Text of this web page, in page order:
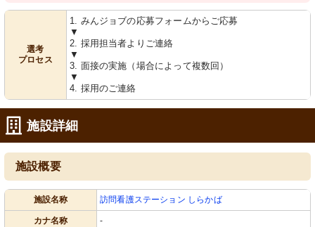
選考
プロセス
1. みんジョブの応募フォームからご応募
▼
2. 採用担当者よりご連絡
▼
3. 面接の実施（場合によって複数回）
▼
4. 採用のご連絡
施設詳細
施設概要
施設名称 訪問看護ステーション しらかば
カナ名称 -